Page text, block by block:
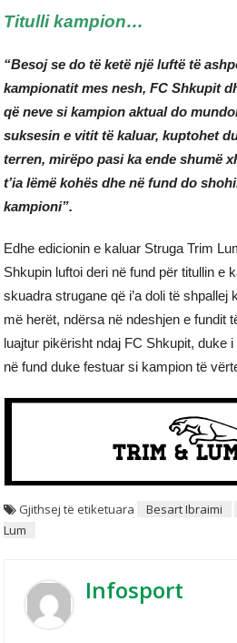
Titulli kampion…
“Besoj se do të ketë një luftë të
kampionatit mes nesh, FC Shkupit
që neve si kampion aktual do
suksesin e vitit të kaluar, kuptohet
terren, mirëpo pasi ka ende shumë
t’ia lëmë kohës dhe në fund do
kampioni”.
Edhe edicionin e kaluar Struga Trim
Shkupin luftoi deri në fund për titullin e
skuadra strugane që i’a doli të
më herët, ndërsa në ndeshjen e fundit
luajtur pikërisht ndaj FC Shkupit, duke
në fund duke festuar si kampion të
Gjithsej të etiketuara Besart Ibraimi
Lum
Infosport